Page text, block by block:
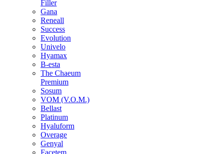
Filler
Gana
Reneall
Success
Evolution
Univelo
Hyamax
B-esta
The Chaeum
Premium
Sosum
VOM (V.O.M.)
Bellast
Platinum
Hyaluform
Overage
Genyal
Facetem